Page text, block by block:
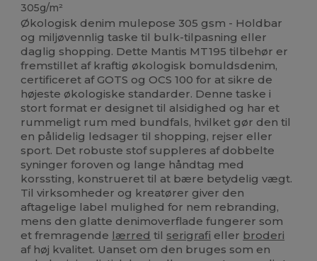
305g/m²
Økologisk denim mulepose 305 gsm - Holdbar
og miljøvennlig taske til bulk-tilpasning eller
daglig shopping. Dette Mantis MT195 tilbehør er
fremstillet af kraftig økologisk bomuldsdenim,
certificeret af GOTS og OCS 100 for at sikre de
højeste økologiske standarder. Denne taske i
stort format er designet til alsidighed og har et
rummeligt rum med bundfals, hvilket gør den til
en pålidelig ledsager til shopping, rejser eller
sport. Det robuste stof suppleres af dobbelte
syninger foroven og lange håndtag med
korssting, konstrueret til at bære betydelig vægt.
Til virksomheder og kreatører giver den
aftagelige label mulighed for nem rebranding,
mens den glatte denimoverflade fungerer som
et fremragende lærred til serigrafi eller broderi
af høj kvalitet. Uanset om den bruges som en